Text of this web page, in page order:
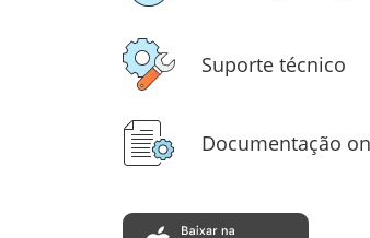
Suporte técnico
Documentação